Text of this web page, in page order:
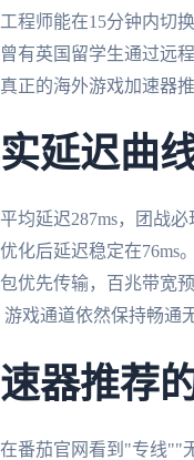
程师能在15分钟内切
有英国留学生通过远
正的海外游戏加速器推
延迟曲
均延迟287ms，团战
化后延迟稳定在76ms
优先传输，百兆带宽
戏通道依然保持畅通
器推荐
番茄官网看到"专线